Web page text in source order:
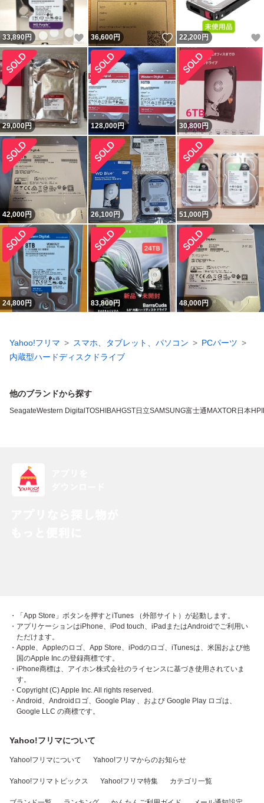
33,890円 いいね！
36,600円 いいね！
22,200 円
29,000円 128,000円 30,800円
42,000円 26,100円 51,000円
24,800円 83,800円 48,000円
Yahoo!フリマ スマホ、タブレット、パソコン
PCパーツ
内蔵型ハードディスクドライブ
他のブランドから探す
SeagateWestern Digital TOSHIBAHGST日立SAMSUNG富士通 MAXTOR 日本HP
・「App Store」ボタンを押すとiTunes （外部サイト）が起動します。
・アプリケーションはiPhone、iPod touch、iPadまたはAndroidでご利用い
ただけます。
・Apple、Appleのロゴ、App Store、iPodのロゴ、iTunesは、米国および他
国のApple Inc.の登録商標です。
・iPhone商標は、アイホン株式会社のライセンスに基づき使用されていま
す。
・Copyright (C) Apple Inc. All rights reserved.
・Android、Androidロゴ、Google Play 、および Google Play ロゴは、
Google LLC の商標です。
Yahoo!フリマについて
Yahoo!フリマについて Yahoo!フリマからのお知らせ
Yahoo!フリマトピックス Yahoo!フリマ特集 カテゴリ一覧